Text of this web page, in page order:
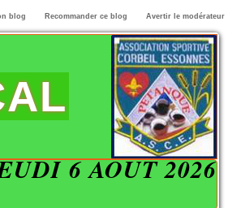
blog Recommander ce blog Avertir le modérateur
6 AOÛT 2026